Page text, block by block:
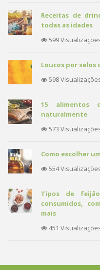
Receitas de
todas as idades
599
Loucos por selos
598
15 alimentos
naturalmente
573
Como escolher
554
Tipos de
consumidos,
mais
451